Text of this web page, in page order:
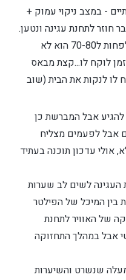
- במצב ניקוי עמוק +
חוזר לתחנת עגינה ונטען.
הבעיה שעד שהוא לא נטען לפחות ל70-80 הוא לא
לוקח לו...קצת מבאס
לו לנקות את הבית (שוב
להגיע אבל המברשת כן
אבל לפעמים מצליח
אולי עדכון תוכנה בעתיד
העגינה לשים לב שערות
המיכל של הפילטר
של האוויר לתחנת
אבל במהלך התחזוקה
שנשרט והשיערות